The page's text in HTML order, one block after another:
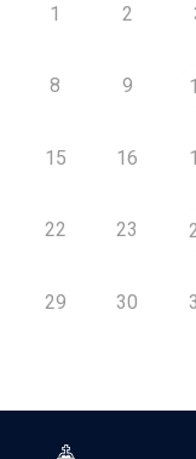
1 2
8 9
15 16
22 23
29 30